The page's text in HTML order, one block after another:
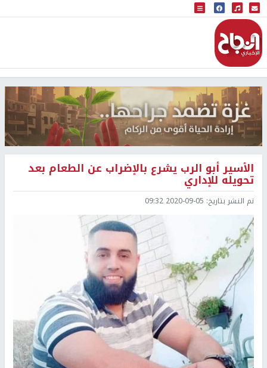
البث المباشر
إذاعة النجاح
الأسير أبو الرب يشرع بالإضراب عن الطعام بعد
تحويله للإداري
تم النشر بتاريخ: 2020-09-05 09:32